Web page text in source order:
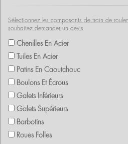
Sélectionnez les composants de train de
souhaitez demander un devis
Chenilles En Acier
Tuiles En Acier
Patins En Caoutchouc
Boulons Et Écrous
Galets Inférieurs
Galets Supérieurs
Barbotins
Roues Folles